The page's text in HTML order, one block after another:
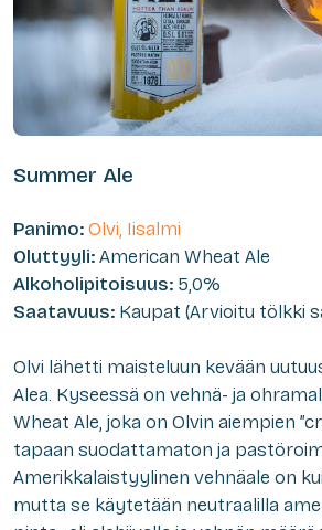
Summer Ale
Panimo:Olvi, Iisalmi
Oluttyyli:American Wheat Ale
Alkoholipitoisuus: 5,0%
Saatavuus: Kaupat (Arvioitu tölkki
Olvi lähetti maisteluun kevään
Alea. Kyseessä on vehnä- ja
Wheat Ale, joka on Olvin aiempien
tapaan suodattamaton ja
Amerikkalaistyylinen vehnäale on
mutta se käytetään neutraalilla